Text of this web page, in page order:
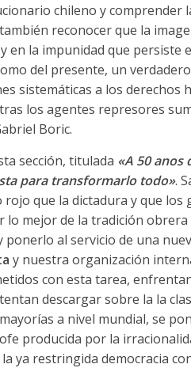
chileno y comprender
reconocer que la
la impunidad que persiste
del presente, un
sistemáticas a los derechos
los agentes represores
Boric.
sección, titulada «A 50 anos
para transformarlo todo».
que la dictadura y que los
lo mejor de la tradición obrera
ponerlo al servicio de una
y nuestra organización
con esta tarea,
descargar sobre la la
a nivel mundial, se
producida por la
ya restringida democracia